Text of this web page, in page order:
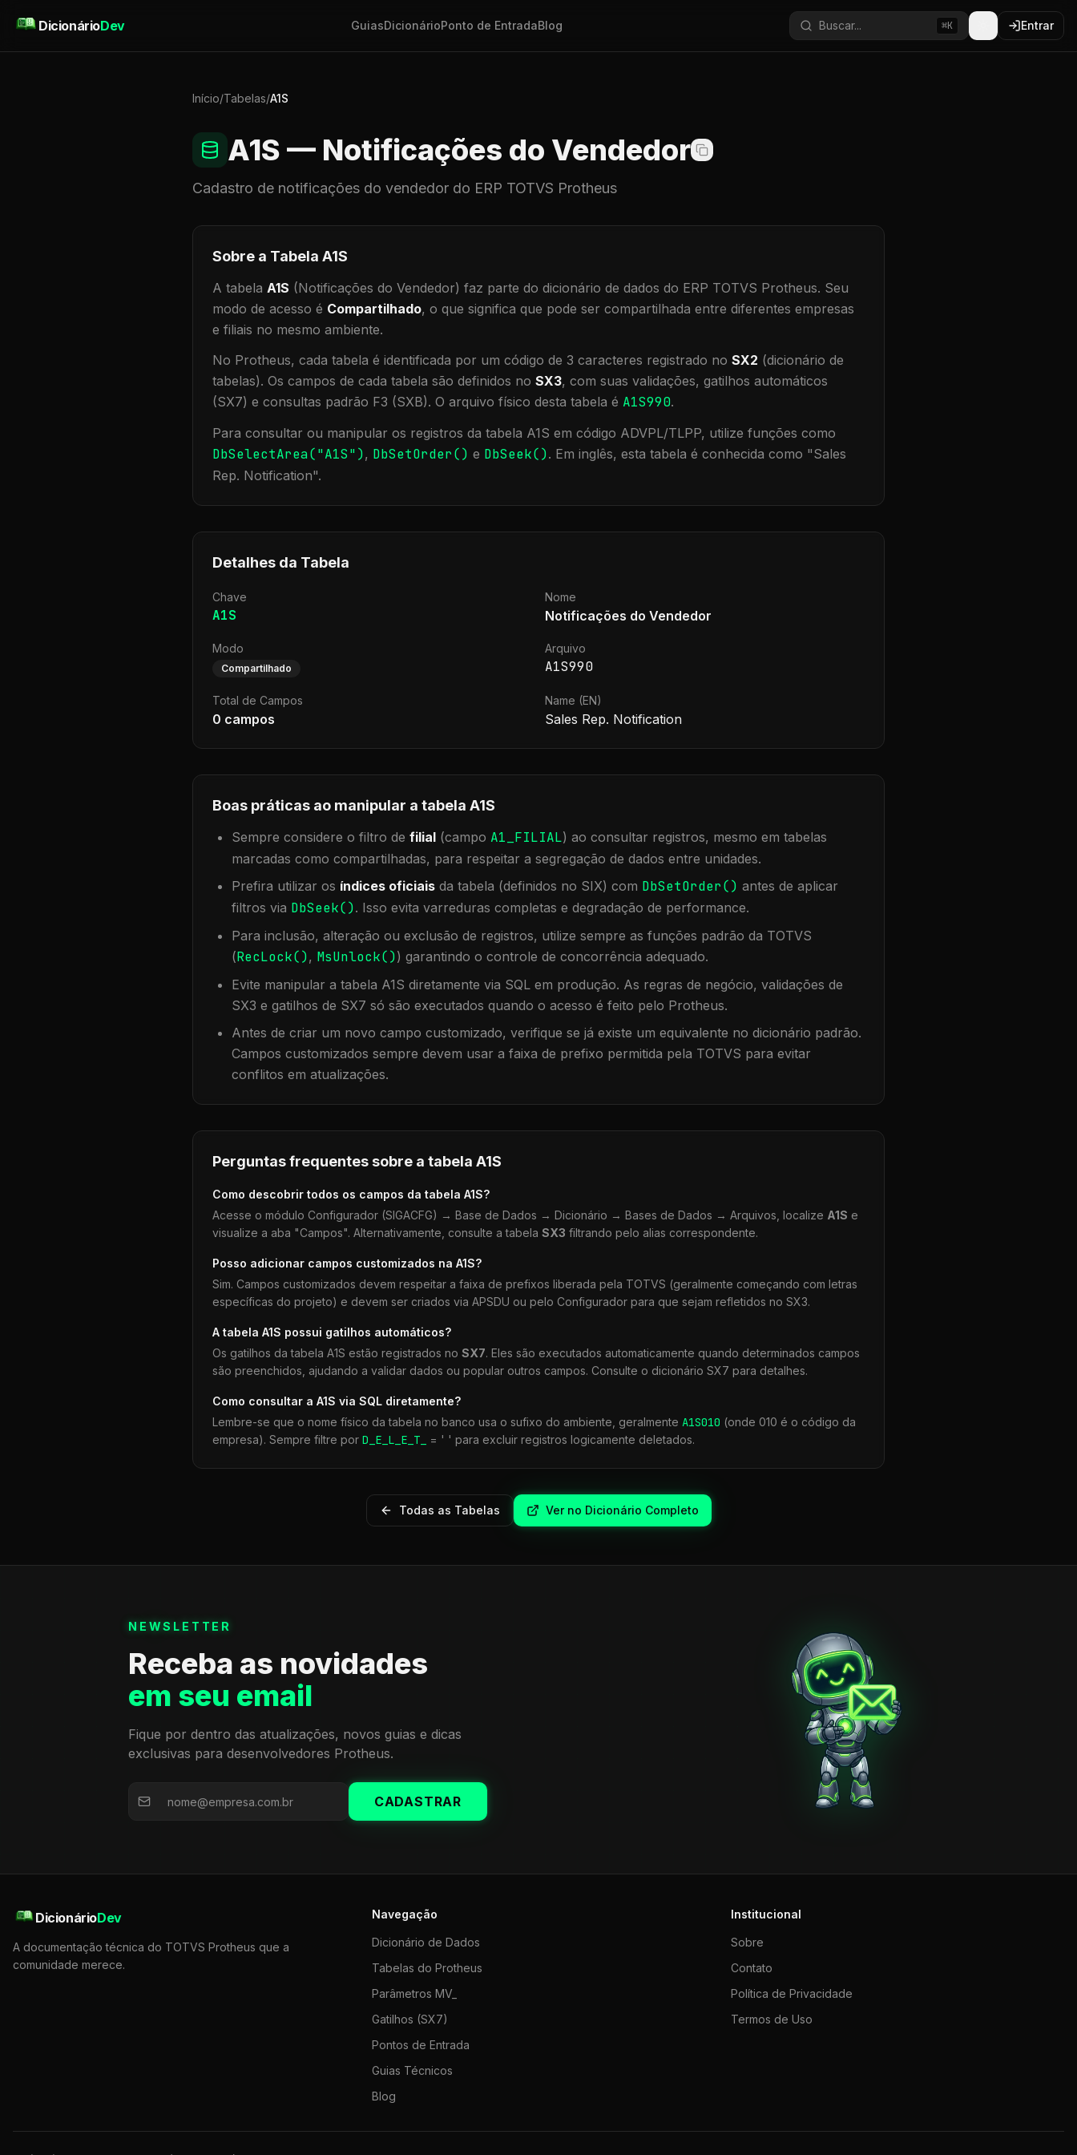
DicionárioDev GuiasDicionárioPonto de EntradaBlog Buscar... ⌘K Entrar
Início/Tabelas/A1S
A1S — Notificações do Vendedor
Cadastro de notificações do vendedor do ERP TOTVS Protheus
Sobre a Tabela A1S
A tabela A1S (Notificações do Vendedor) faz parte do dicionário de dados do ERP TOTVS Protheus. Seu
modo de acesso é Compartilhado, o que significa que pode ser compartilhada entre diferentes empresas
e filiais no mesmo ambiente.
No Protheus, cada tabela é identificada por um código de 3 caracteres registrado no SX2 (dicionário de
tabelas). Os campos de cada tabela são definidos no SX3, com suas validações, gatilhos automáticos
(SX7) e consultas padrão F3 (SXB). O arquivo físico desta tabela é A1S990.
Para consultar ou manipular os registros da tabela A1S em código ADVPL/TLPP, utilize funções como
DbSelectArea("A1S"), DbSetOrder() e DbSeek(). Em inglês, esta tabela é conhecida como "Sales
Rep. Notification".
Detalhes da Tabela
Chave
A1S
Nome
Notificações do Vendedor
Modo
Compartilhado
Arquivo
A1S990
Total de Campos
0 campos
Name (EN)
Sales Rep. Notification
Boas práticas ao manipular a tabela A1S
Sempre considere o filtro de filial (campo A1_FILIAL) ao consultar registros, mesmo em tabelas
marcadas como compartilhadas, para respeitar a segregação de dados entre unidades.
Prefira utilizar os índices oficiais da tabela (definidos no SIX) com DbSetOrder() antes de aplicar
filtros via DbSeek(). Isso evita varreduras completas e degradação de performance.
Para inclusão, alteração ou exclusão de registros, utilize sempre as funções padrão da TOTVS
(RecLock(), MsUnlock()) garantindo o controle de concorrência adequado.
Evite manipular a tabela A1S diretamente via SQL em produção. As regras de negócio, validações de
SX3 e gatilhos de SX7 só são executados quando o acesso é feito pelo Protheus.
Antes de criar um novo campo customizado, verifique se já existe um equivalente no dicionário padrão.
Campos customizados sempre devem usar a faixa de prefixo permitida pela TOTVS para evitar
conflitos em atualizações.
Perguntas frequentes sobre a tabela A1S
Como descobrir todos os campos da tabela A1S?
Acesse o módulo Configurador (SIGACFG) → Base de Dados → Dicionário → Bases de Dados → Arquivos, localize A1S e
visualize a aba "Campos". Alternativamente, consulte a tabela SX3 filtrando pelo alias correspondente.
Posso adicionar campos customizados na A1S?
Sim. Campos customizados devem respeitar a faixa de prefixos liberada pela TOTVS (geralmente começando com letras
específicas do projeto) e devem ser criados via APSDU ou pelo Configurador para que sejam refletidos no SX3.
A tabela A1S possui gatilhos automáticos?
Os gatilhos da tabela A1S estão registrados no SX7. Eles são executados automaticamente quando determinados campos
são preenchidos, ajudando a validar dados ou popular outros campos. Consulte o dicionário SX7 para detalhes.
Como consultar a A1S via SQL diretamente?
Lembre-se que o nome físico da tabela no banco usa o sufixo do ambiente, geralmente A1S010 (onde 010 é o código da
empresa). Sempre filtre por D_E_L_E_T_ = ' ' para excluir registros logicamente deletados.
Todas as Tabelas Ver no Dicionário Completo
NEWSLETTER
Receba as novidades
em seu email
Fique por dentro das atualizações, novos guias e dicas
exclusivas para desenvolvedores Protheus.
CADASTRAR
DicionárioDev
A documentação técnica do TOTVS Protheus que a
comunidade merece.
Navegação
Dicionário de Dados
Tabelas do Protheus
Parâmetros MV_
Gatilhos (SX7)
Pontos de Entrada
Guias Técnicos
Blog
Institucional
Sobre
Contato
Política de Privacidade
Termos de Uso